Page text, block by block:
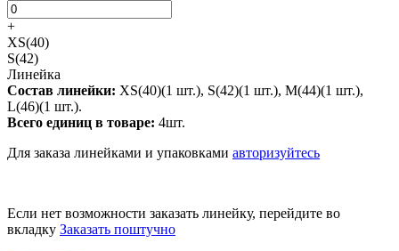
+
XS(40)
S(42)
Линейка
Состав линейки: XS(40)(1 шт.), S(42)(1 шт.), M(44)(1 шт.),
L(46)(1 шт.).
Всего единиц в товаре: 4шт.
Для заказа линейками и упаковками авторизуйтесь
Если нет возможности заказать линейку, перейдите во
вкладку Заказать поштучно